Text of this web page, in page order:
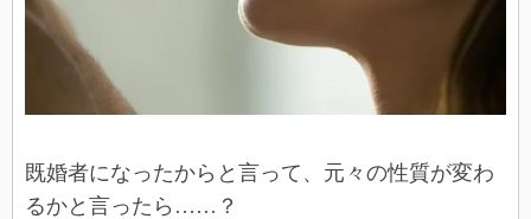
既婚者になったからと言って、元々の性質が変わ
るかと言ったら……？